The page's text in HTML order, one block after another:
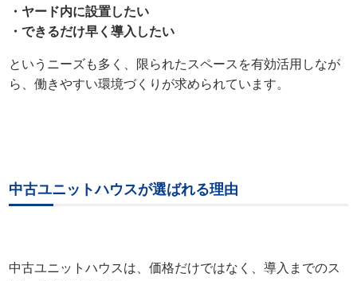
・ヤード内に設置したい
・できるだけ早く導入したい
というニーズも多く、限られたスペースを有効活用しなが
ら、働きやすい環境づくりが求められています。
中古ユニットハウスが選ばれる理由
中古ユニットハウスは、価格だけではなく、導入までのス